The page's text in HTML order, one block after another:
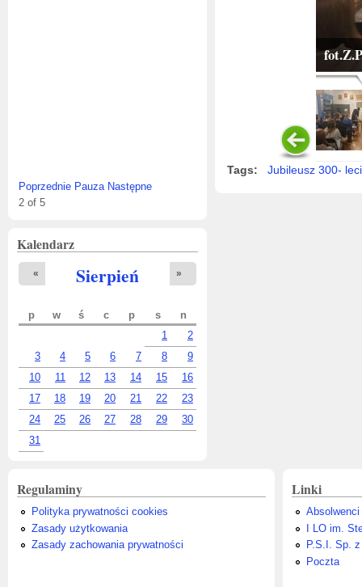
Poprzednie Pauza Następne
3 of 5
Kalendarz
Sierpień
« »
p w ś c p s
n
1
2
3
4 5 6 7 8
9
10
11 12 13 14 15
16
17
18 19 20 21 22
23
24
25 26 27 28 29
30
31
Tags: Jubileusz 300-
Regulaminy
Polityka prywatności cookies
Zasady użytkowania
Zasady zachowania prywatności
Linki
Absolwenci
I LO im.
P.S.I. Sp.
Poczta